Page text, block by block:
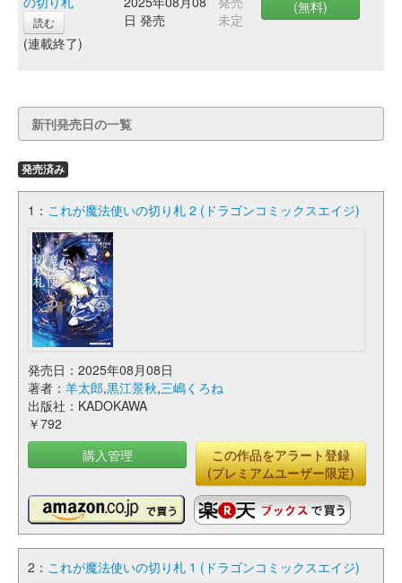
読む
(連載終了)
日 発売
未定
(無料)
新刊発売日の一覧
発売済み
1： これが魔法使いの切り札 2 (ドラゴンコミックスエイジ)
発売日：2025年08月08日
著者： 羊太郎,黒江景秋,三嶋くろね
出版社：KADOKAWA
￥792
購入管理
この作品をアラート登録
(プレミアムユーザー限定)
2： これが魔法使いの切り札 1 (ドラゴンコミックスエイジ)